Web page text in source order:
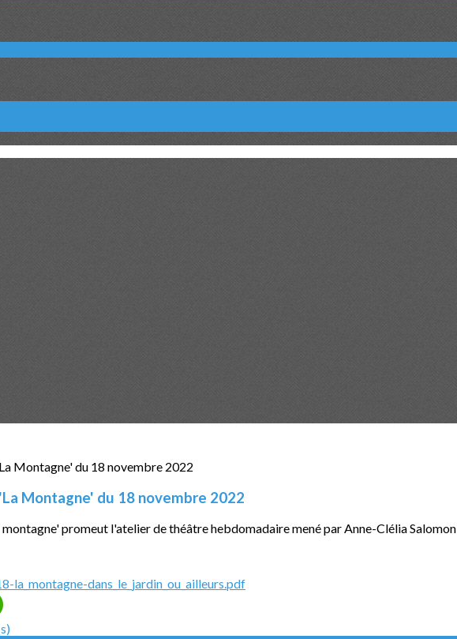
Montagne' du 18 novembre 2022
promeut l'atelier de théâtre hebdomadaire mené par Anne-Clélia Salomon
la_montagne-dans_le_jardin_ou_ailleurs.pdf